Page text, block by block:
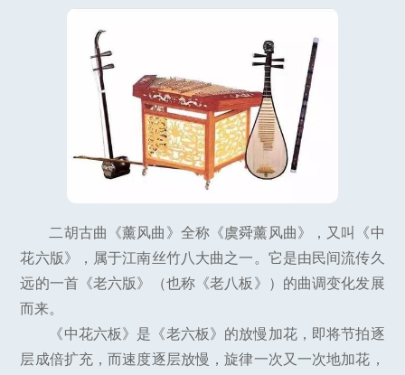
二胡古曲《薰风曲》全称《虞舜薰风曲》，又叫《中
花六版》，属于江南丝竹八大曲之一。它是由民间流传久
远的一首《老六版》（也称《老八板》）的曲调变化发展
而来。
《中花六板》是《老六板》的放慢加花，即将节拍逐
层成倍扩充，而速度逐层放慢，旋律一次又一次地加花，